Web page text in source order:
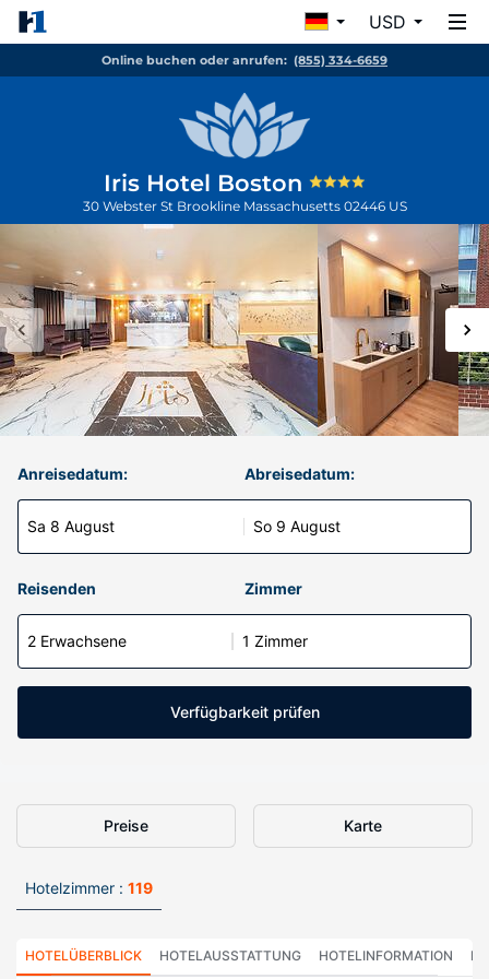
USD
Online buchen oder anrufen: (855) 334-6659
Iris Hotel Boston
30 Webster St Brookline Massachusetts 02446 US
Anreisedatum:
Sa 8 August
Abreisedatum:
So 9 August
Reisenden Zimmer
2 Erwachsene 1 Zimmer
Verfügbarkeit prüfen
Preise Karte
Hotelzimmer : 119
HOTELÜBERBLICK HOTELAUSSTATTUNG HOTELINFORMATION